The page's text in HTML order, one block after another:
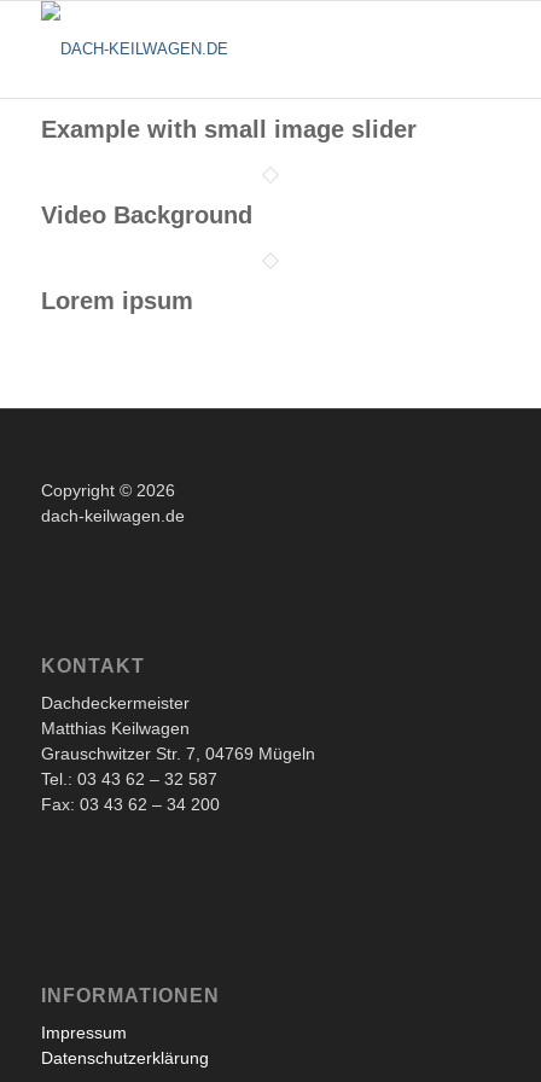
Example with small image slider
Video Background
Lorem ipsum
Copyright © 2026
dach-keilwagen.de
KONTAKT
Dachdeckermeister
Matthias Keilwagen
Grauschwitzer Str. 7, 04769 Mügeln
Tel.: 03 43 62 – 32 587
Fax: 03 43 62 – 34 200
INFORMATIONEN
Impressum
Datenschutzerklärung